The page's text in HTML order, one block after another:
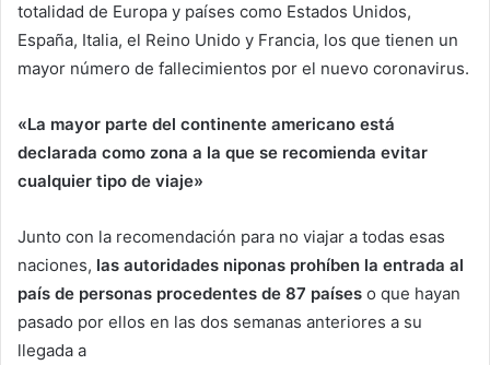
totalidad de Europa y países como Estados Unidos,
España, Italia, el Reino Unido y Francia, los que tienen un
mayor número de fallecimientos por el nuevo coronavirus.
«La mayor parte del continente americano está
declarada como zona a la que se recomienda evitar
cualquier tipo de viaje»
Junto con la recomendación para no viajar a todas esas
naciones, las autoridades niponas prohíben la entrada al
país de personas procedentes de 87 países o que hayan
pasado por ellos en las dos semanas anteriores a su
llegada a